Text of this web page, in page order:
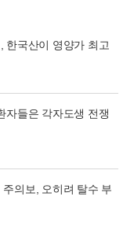
한국산이 영양가 최고
자들은 각자도생 전쟁
의보, 오히려 탈수 부